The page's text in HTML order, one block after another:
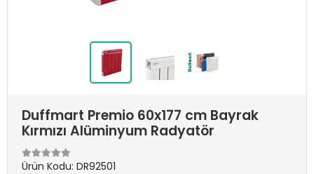
Duffmart Premio 60x177 cm Bayrak
Kırmızı Alüminyum Radyatör
Ürün Kodu: DR92501